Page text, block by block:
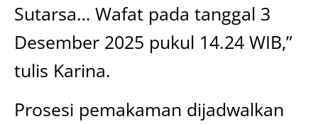
Sutarsa… Wafat pada tanggal 3
Desember 2025 pukul 14.24 WIB,”
tulis Karina.
Prosesi pemakaman dijadwalkan